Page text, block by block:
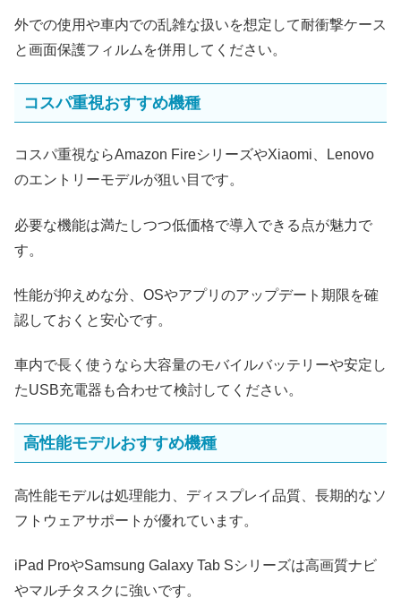
外での使用や車内での乱雑な扱いを想定して耐衝撃ケース
と画面保護フィルムを併用してください。
コスパ重視おすすめ機種
コスパ重視ならAmazon FireシリーズやXiaomi、Lenovo
のエントリーモデルが狙い目です。
必要な機能は満たしつつ低価格で導入できる点が魅力で
す。
性能が抑えめな分、OSやアプリのアップデート期限を確
認しておくと安心です。
車内で長く使うなら大容量のモバイルバッテリーや安定し
たUSB充電器も合わせて検討してください。
高性能モデルおすすめ機種
高性能モデルは処理能力、ディスプレイ品質、長期的なソ
フトウェアサポートが優れています。
iPad ProやSamsung Galaxy Tab Sシリーズは高画質ナビ
やマルチタスクに強いです。